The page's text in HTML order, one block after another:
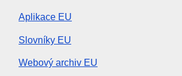
Aplikace EU
Slovníky EU
Webový archiv EU